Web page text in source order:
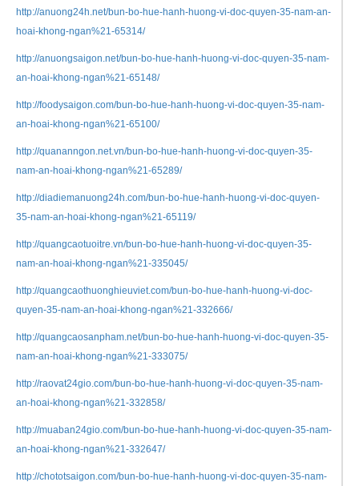
http://anuong24h.net/bun-bo-hue-hanh-huong-vi-doc-quyen-35-nam-an-
hoai-khong-ngan%21-65314/
http://anuongsaigon.net/bun-bo-hue-hanh-huong-vi-doc-quyen-35-nam-
an-hoai-khong-ngan%21-65148/
http://foodysaigon.com/bun-bo-hue-hanh-huong-vi-doc-quyen-35-nam-
an-hoai-khong-ngan%21-65100/
http://quananngon.net.vn/bun-bo-hue-hanh-huong-vi-doc-quyen-35-
nam-an-hoai-khong-ngan%21-65289/
http://diadiemanuong24h.com/bun-bo-hue-hanh-huong-vi-doc-quyen-
35-nam-an-hoai-khong-ngan%21-65119/
http://quangcaotuoitre.vn/bun-bo-hue-hanh-huong-vi-doc-quyen-35-
nam-an-hoai-khong-ngan%21-335045/
http://quangcaothuonghieuviet.com/bun-bo-hue-hanh-huong-vi-doc-
quyen-35-nam-an-hoai-khong-ngan%21-332666/
http://quangcaosanpham.net/bun-bo-hue-hanh-huong-vi-doc-quyen-35-
nam-an-hoai-khong-ngan%21-333075/
http://raovat24gio.com/bun-bo-hue-hanh-huong-vi-doc-quyen-35-nam-
an-hoai-khong-ngan%21-332858/
http://muaban24gio.com/bun-bo-hue-hanh-huong-vi-doc-quyen-35-nam-
an-hoai-khong-ngan%21-332647/
http://chototsaigon.com/bun-bo-hue-hanh-huong-vi-doc-quyen-35-nam-